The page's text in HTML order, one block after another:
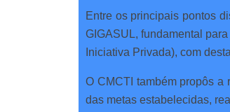
Entre os principais pontos
GIGASUL, fundamental
Iniciativa Privada), com
O CMCTI também propôs a
das metas estabelecidas,